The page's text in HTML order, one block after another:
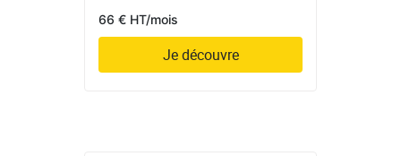
66 € HT/mois
Je découvre